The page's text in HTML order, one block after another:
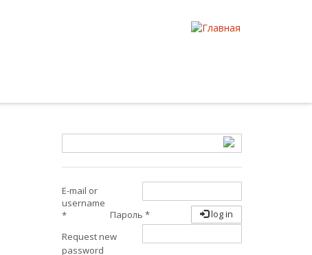
E-mail or
username
*
Пароль *
Request new
password
log in